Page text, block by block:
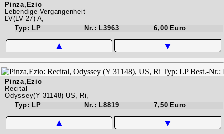
Pinza,Ezio
Lebendige Vergangenheit
LV(LV 27) A,
Typ: LP
Nr.: L3963 6,00 Euro
▲ ▼
Pinza,Ezio
Recital
Odyssey(Y 31148) US, Ri,
Typ: LP
Nr.: L8819 7,50 Euro
▲ ▼